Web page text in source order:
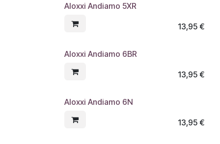
Aloxxi Andiamo 5XR
13,95€
Aloxxi Andiamo 6BR
13,95€
Aloxxi Andiamo 6N
13,95€